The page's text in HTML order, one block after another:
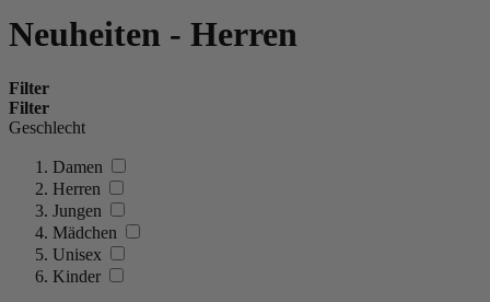
Neuheiten - Herren
Filter
Filter
Geschlecht
Damen
Herren
Jungen
Mädchen
Unisex
Kinder